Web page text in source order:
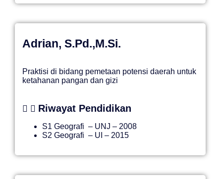
Adrian, S.Pd.,M.Si.
Praktisi di bidang pemetaan potensi daerah untuk
ketahanan pangan dan gizi
Riwayat Pendidikan
S1 Geografi – UNJ – 2008
S2 Geografi – UI – 2015